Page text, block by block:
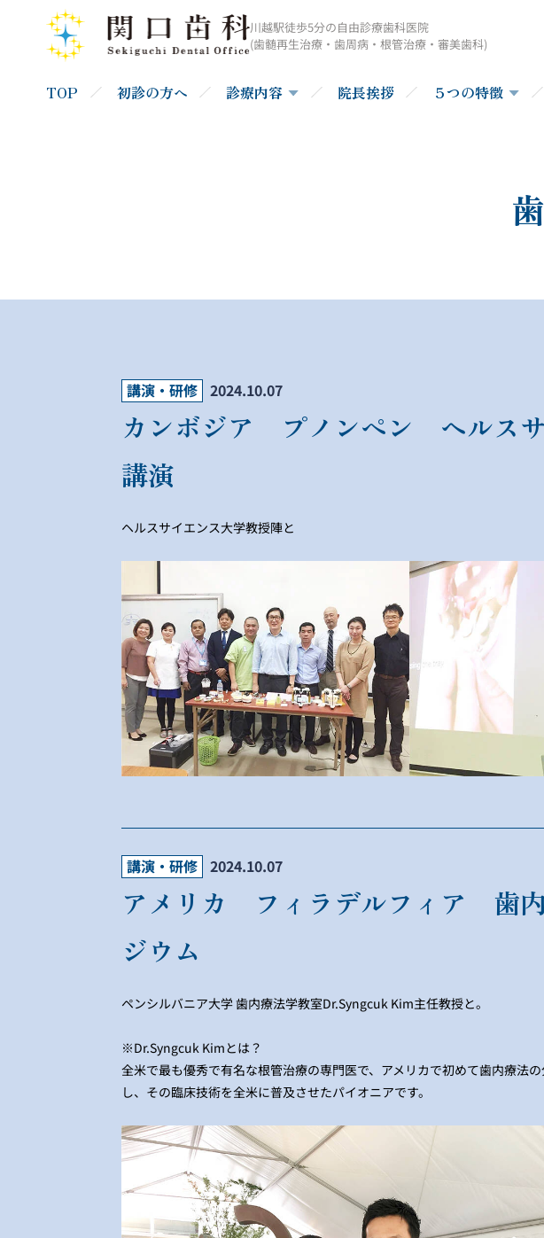
川越駅徒歩5分の自由診療歯科医院
(歯髄再生治療・歯周病・根管治療・審美歯科)
TOP 初診の方へ 診療内容 院長挨拶 ５つの特徴
講演・研修 2024.10.07
カンボジア プノンペン ヘルス
講演
ヘルスサイエンス大学教授陣と
講演・研修 2024.10.07
アメリカ フィラデルフィア 歯
ジウム
ペンシルバニア大学 歯内療法学教室Dr.Syngcuk Kim主任教授と。
※Dr.Syngcuk Kimとは？
全米で最も優秀で有名な根管治療の専門医で、アメリカで初めて歯内療法
し、その臨床技術を全米に普及させたパイオニアです。